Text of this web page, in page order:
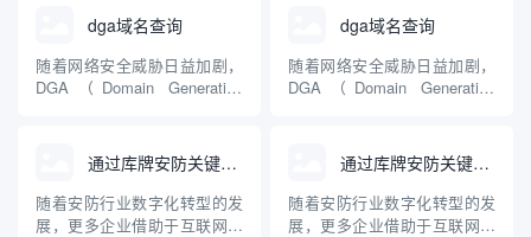
dga域名查询
随着网络安全威胁日益加剧，
DGA（Domain Generation
与封锁的常见手段。DGA域名
查询技术是识别和防范此类威
胁的关键工具。本文将详细介
绍DGA域名的原理、危害、
dga域名查询
随着网络安全威胁日益加剧，
DGA（Domain Generation
与封锁的常见手段。DGA域名
查询技术是识别和防范此类威
胁的关键工具。本文将详细介
绍DGA域名的原理、危害、
通过库牌安防关键词查询到的域名
随着安防行业数字化转型的发
展，更多企业借助于互联网进
通过库牌安防关键词查询到的域名
随着安防行业数字化转型的发
展，更多企业借助于互联网进